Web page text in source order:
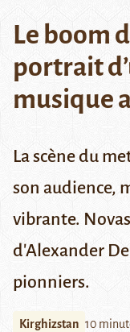
Le boom
portrait
musique
La scène du
son audience,
vibrante.
d'Alexander
pionniers.
Kirghizstan 10